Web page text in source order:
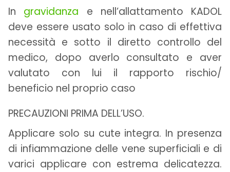
In gravidanza e nell’allattamento KADOL
deve essere usato solo in caso di effettiva
necessità e sotto il diretto controllo del
medico, dopo averlo consultato e aver
valutato con lui il rapporto rischio/
beneficio nel proprio caso
PRECAUZIONI PRIMA DELL’USO.
Applicare solo su cute integra. In presenza
di infiammazione delle vene superficiali e di
varici applicare con estrema delicatezza.